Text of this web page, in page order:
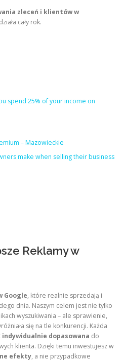
zleceń i klientów w
cały rok.
spend 25% of your income on
– Mazowieckie
make when selling their business
Reklamy w
Google, które realnie sprzedają i
dnia. Naszym celem jest nie tylko
wyszukiwania – ale sprawienie,
się na tle konkurencji. Każda
indywidualnie dopasowana do
klienta. Dzięki temu inwestujesz w
efekty, a nie przypadkowe